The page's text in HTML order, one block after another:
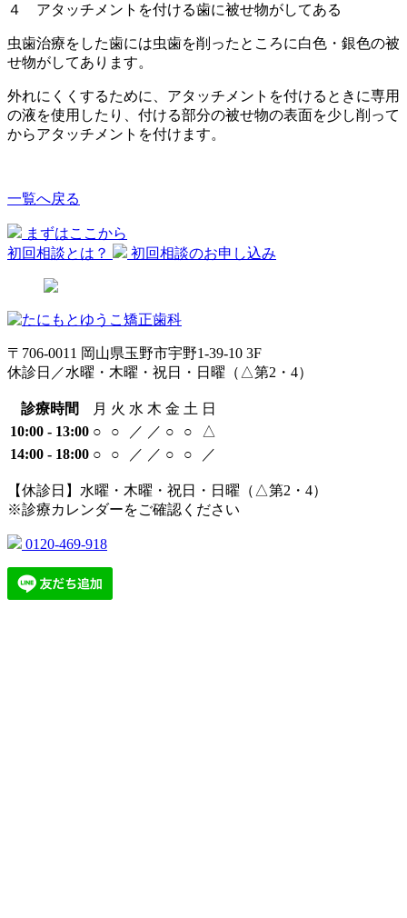
４ アタッチメントを付ける歯に被せ物がしてある
虫歯治療をした歯には虫歯を削ったところに白色・銀色の被
せ物がしてあります。
外れにくくするために、アタッチメントを付けるときに専用
の液を使用したり、付ける部分の被せ物の表面を少し削って
からアタッチメントを付けます。
一覧へ戻る
まずはここから
初回相談とは？
初回相談のお申し込み
〒706-0011 岡山県玉野市宇野1-39-10 3F
休診日／水曜・木曜・祝日・日曜（△第2・4）
診療時間 月 火 水 木 金 土 日
10:00 - 13:00 ○ ○ ／ ／ ○ ○
△
14:00 - 18:00 ○ ○ ／ ／ ○ ○ ／
【休診日】水曜・木曜・祝日・日曜（△第2・4）
※診療カレンダーをご確認ください
0120-469-918